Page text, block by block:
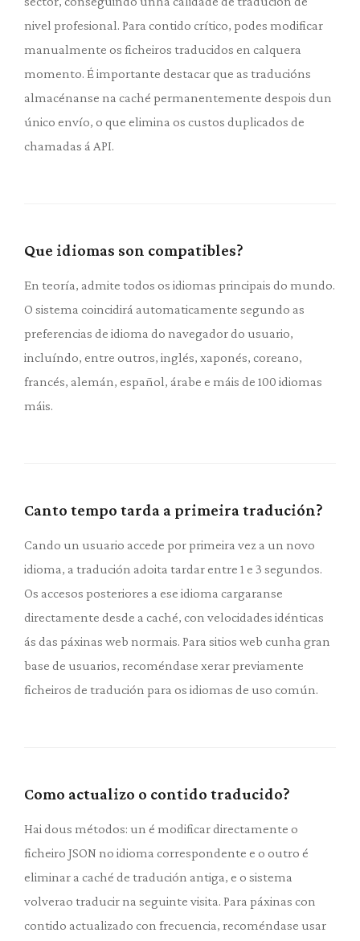
nivel profesional. Para contido crítico, podes modificar
manualmente os ficheiros traducidos en calquera
momento. É importante destacar que as traducións
almacénanse na caché permanentemente despois dun
único envío, o que elimina os custos duplicados de
chamadas á API.
Que idiomas son compatibles?
En teoría, admite todos os idiomas principais do mundo.
O sistema coincidirá automaticamente segundo as
preferencias de idioma do navegador do usuario,
incluíndo, entre outros, inglés, xaponés, coreano,
francés, alemán, español, árabe e máis de 100 idiomas
máis.
Canto tempo tarda a primeira tradución?
Cando un usuario accede por primeira vez a un novo
idioma, a tradución adoita tardar entre 1 e 3 segundos.
Os accesos posteriores a ese idioma cargaranse
directamente desde a caché, con velocidades idénticas
ás das páxinas web normais. Para sitios web cunha gran
base de usuarios, recoméndase xerar previamente
ficheiros de tradución para os idiomas de uso común.
Como actualizo o contido traducido?
Hai dous métodos: un é modificar directamente o
ficheiro JSON no idioma correspondente e o outro é
eliminar a caché de tradución antiga, e o sistema
volverao traducir na seguinte visita. Para páxinas con
contido actualizado con frecuencia, recoméndase usar